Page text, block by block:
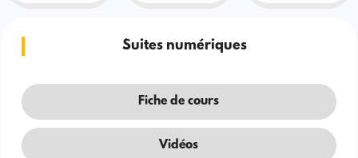
Suites numériques
Fiche de cours
Vidéos